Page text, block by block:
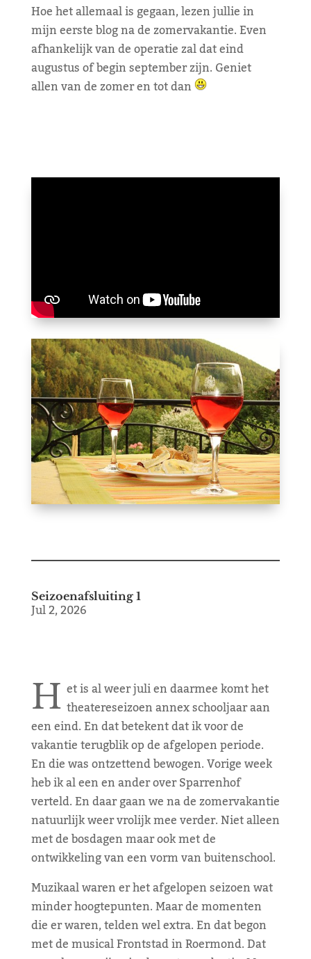
Hoe het allemaal is gegaan, lezen jullie in
mijn eerste blog na de zomervakantie. Even
afhankelijk van de operatie zal dat eind
augustus of begin september zijn. Geniet
allen van de zomer en tot dan
Seizoenafsluiting 1
Jul 2, 2026
H et is al weer juli en daarmee komt het
theatereseizoen annex schooljaar aan
een eind. En dat betekent dat ik voor de
vakantie terugblik op de afgelopen periode.
En die was ontzettend bewogen. Vorige week
heb ik al een en ander over Sparrenhof
verteld. En daar gaan we na de zomervakantie
natuurlijk weer vrolijk mee verder. Niet alleen
met de bosdagen maar ook met de
ontwikkeling van een vorm van buitenschool.
Muzikaal waren er het afgelopen seizoen wat
minder hoogtepunten. Maar de momenten
die er waren, telden wel extra. En dat begon
met de musical Frontstad in Roermond. Dat